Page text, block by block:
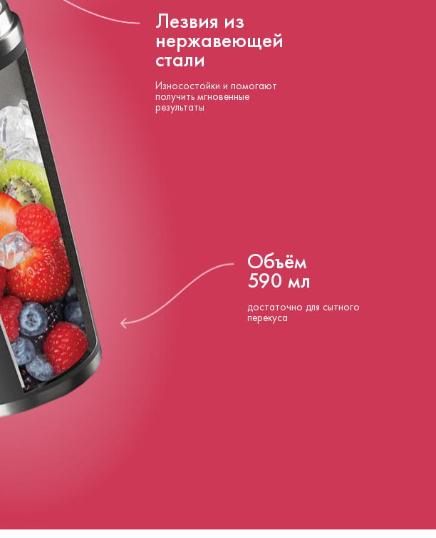
Лезвия из
нержавеющей
стали
Износостойки и помогают
получить мгновенные
результаты
Объём
590 мл
достаточно для сытного
перекуса